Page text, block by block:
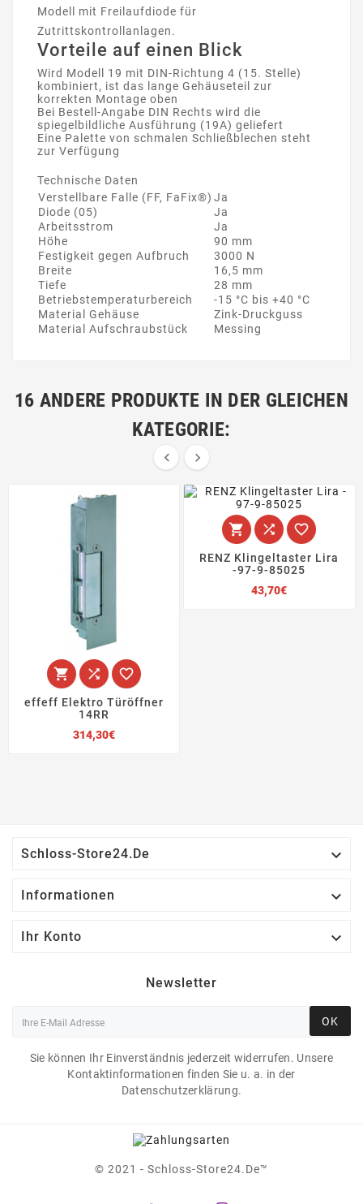
Modell mit Freilaufdiode für
Zutrittskontrollanlagen.
Vorteile auf einen Blick
Wird Modell 19 mit DIN-Richtung 4 (15. Stelle)
kombiniert, ist das lange Gehäuseteil zur
korrekten Montage oben
Bei Bestell-Angabe DIN Rechts wird die
spiegelbildliche Ausführung (19A) geliefert
Eine Palette von schmalen Schließblechen steht
zur Verfügung
Technische Daten
Verstellbare Falle (FF, FaFix®) Ja
Diode (05)
Ja
Arbeitsstrom
Ja
Höhe
90 mm
Festigkeit gegen Aufbruch
3000 N
Breite
16,5 mm
Tiefe
28 mm
Betriebstemperaturbereich
-15 °C bis +40 °C
Material Gehäuse
Zink-Druckguss
Material Aufschraubstück
Messing
16 ANDERE PRODUKTE IN DER GLEICHEN
KATEGORIE:
 
  
effeff Elektro Türöffner
14RR
314,30€Preis
  
RENZ Klingeltaster Lira
-97-9-85025
43,70€Preis
Schloss-Store24.de 
Informationen 
Ihr Konto 
Newsletter
OK
Sie können Ihr Einverständnis jederzeit widerrufen. Unsere
Kontaktinformationen finden Sie u. a. in der
Datenschutzerklärung.
© 2021 - Schloss-Store24.de™